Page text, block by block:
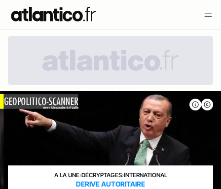
A LA UNE›DÉCRYPTAGES›INTERNATIONAL
DERIVE AUTORITAIRE